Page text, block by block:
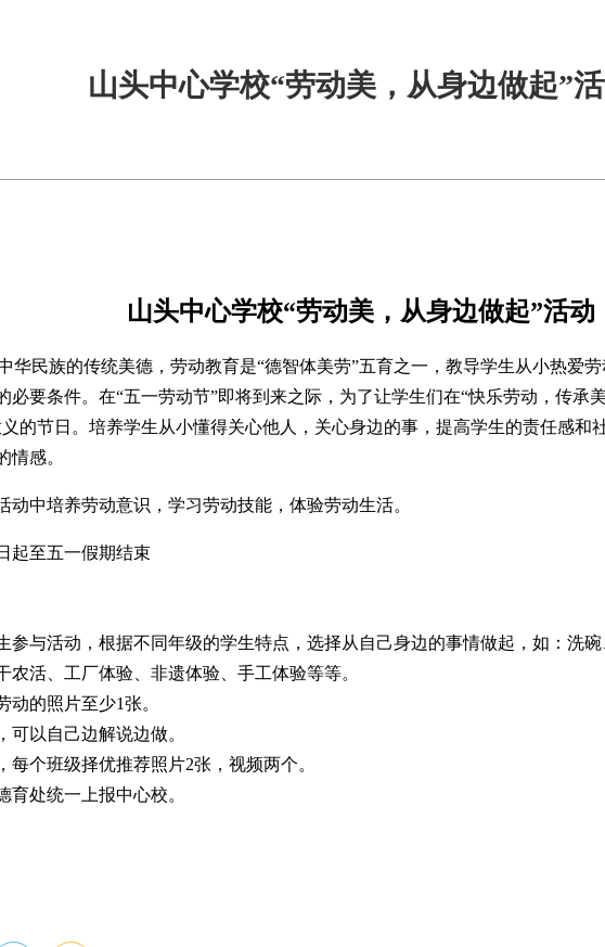
山头中心学校“劳动美，从身边做起”
山头中心学校“劳动美，从身边做起”活动
华民族的传统美德， 劳动教育是“德智体美劳”五育之一， 教导学生从小热爱
必要条件。在“五一劳动节”即将到来之际，为了让学生们在“快乐劳动，传承
的节日。培养学生从小懂得关心他人，关心身边的事，提高学生的责任感和
情感。
动中培养劳动意识，学习劳动技能，体验劳动生活。
起至五一假期结束
与活动，根据不同年级的学生特点，选择从自己身边的事情做起，如：洗
农活、工厂体验、非遗体验、手工体验等等。
动的照片至少1张。
可以自己边解说边做。
每个班级择优推荐照片2张，视频两个。
育处统一上报中心校。